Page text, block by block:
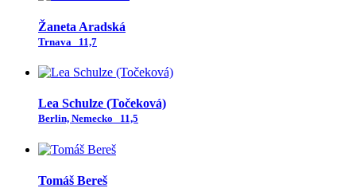
Žaneta Aradská
Trnava 11,7
Lea Schulze (Točeková)
Berlin, Nemecko 11,5
Tomáš Bereš